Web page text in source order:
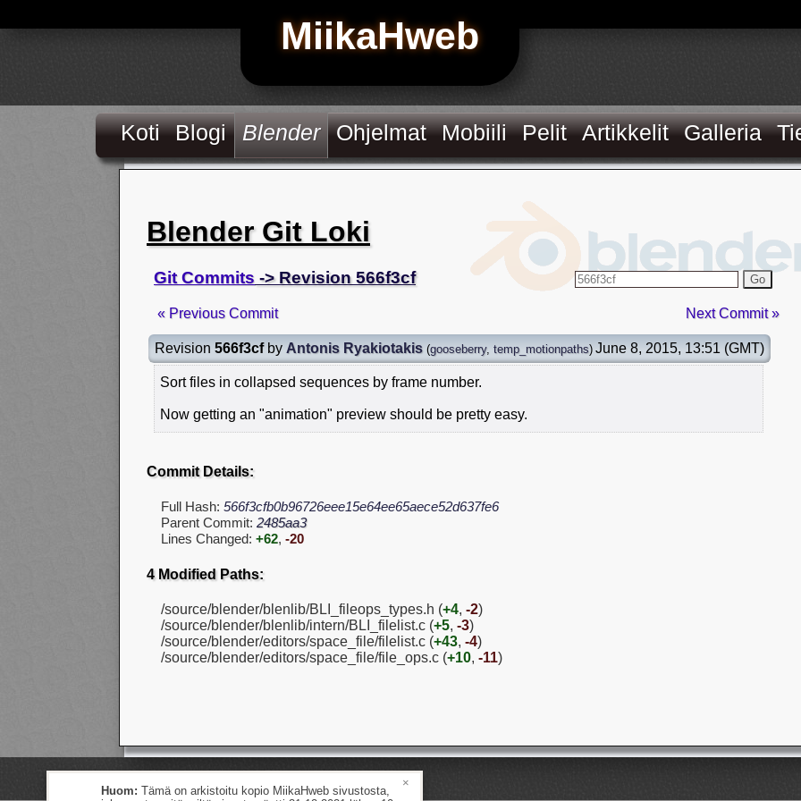
MiikaHweb
Koti Blogi Blender Ohjelmat Mobiili Pelit Artikkelit Galleria
Blender Git Loki
Git Commits -> Revision 566f3cf Go
« Previous Commit Next Commit »
Revision 566f3cfby Antonis Ryakiotakis (gooseberry, temp_motionpaths) June 8, 2015, 13:51 (GMT)
Sort files in collapsed sequences by frame number.
Now getting an "animation" preview should be pretty easy.
Commit Details:
Full Hash: 566f3cfb0b96726eee15e64ee65aece52d637fe6
Parent Commit: 2485aa3
Lines Changed: +62, -20
4 Modified Paths:
/source/blender/blenlib/BLI_fileops_types.h (+4, -2)
/source/blender/blenlib/intern/BLI_filelist.c (+5, -3)
/source/blender/editors/space_file/filelist.c (+43, -4)
/source/blender/editors/space_file/file_ops.c (+10, -11)
Huom: Tämä on arkistoitu kopio MiikaHweb sivustosta,
×